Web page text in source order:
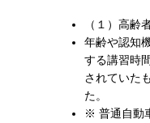
（１）高齢
年齢や認知
する講習時
されていた
た。
※ 普通自動